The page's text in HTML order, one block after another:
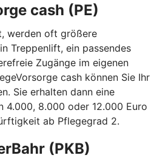
cash (PE)
werden oft größere
Treppenlift, ein passendes
Zugänge im eigenen
cash können Sie Ihr
Sie erhalten dann eine
4.000, 8.000 oder 12.000 Euro
ab Pflegegrad 2.
(PKB)